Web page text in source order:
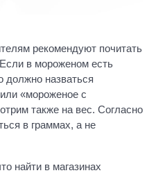
рекомендуют почитать
в мороженом есть
должно назваться
«мороженое с
также на вес. Согласно
в граммах, а не
найти в магазинах